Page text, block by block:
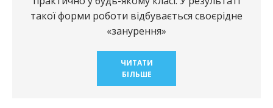
такої форми роботи відбувається своєрідне
«занурення»
ЧИТАТИ
БІЛЬШЕ